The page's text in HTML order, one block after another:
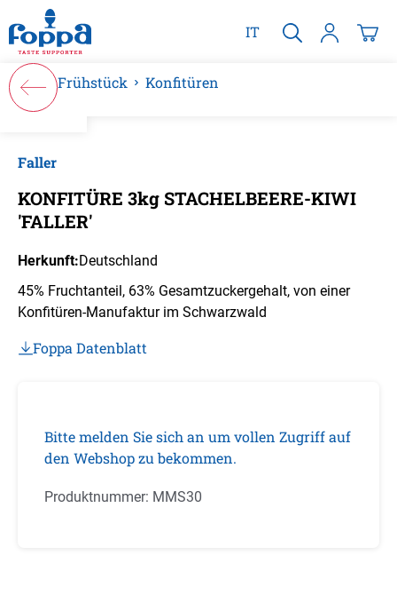
springen
IT
Frühstück Konfitüren
Faller
KONFITÜRE 3kg STACHELBEERE-KIWI
'FALLER'
Herkunft:Deutschland
45% Fruchtanteil, 63% Gesamtzuckergehalt, von einer
Konfitüren-Manufaktur im Schwarzwald
Foppa Datenblatt
Bitte melden Sie sich an um vollen Zugriff auf
den Webshop zu bekommen.
Produktnummer: MMS30